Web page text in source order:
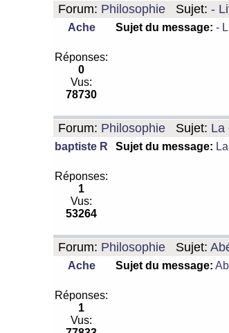
Forum: Philosophie Sujet: -
Ache Sujet du message: -
Réponses:
0
Vus:
78730
Forum: Philosophie Sujet: La
baptiste R Sujet du message:
Réponses:
1
Vus:
53264
Forum: Philosophie Sujet:
Ache Sujet du message:
Réponses:
1
Vus: